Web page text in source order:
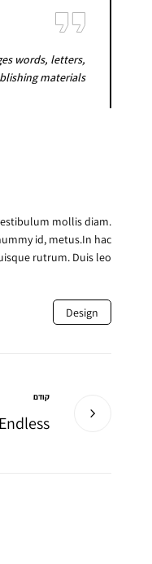
words, letters,
materials.
mollis diam.
id, metus.In hac
rutrum. Duis leo.
Design
קודם